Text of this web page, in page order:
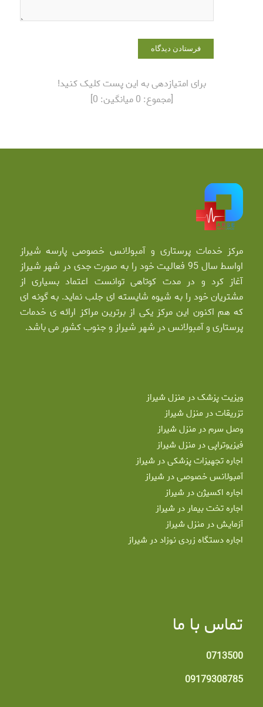
برای امتیازدهی به این پست کلیک کنید!
[مجموع: 0میانگین: 0
]
مرکز خدمات پرستاری و آمبولانس خصوصی پارسه شیراز
اواسط سال 95 فعالیت خود را به صورت جدی در شهر شیراز
آغاز کرد و در مدت کوتاهی توانست اعتماد بسیاری از
مشتریان خود را به شیوه شایسته ای جلب نماید. به گونه ای
که هم اکنون این مرکز یکی از برترین مراکز ارائه ی خدمات
پرستاری و آمبولانس در شهر شیراز و جنوب کشور می باشد.
ویزیت پزشک در منزل شیراز
تزریقات در منزل شیراز
وصل سرم در منزل شیراز
فیزیوتراپی در منزل شیراز
اجاره تجهیزات پزشکی در شیراز
آمبولانس خصوصی در شیراز
اجاره اکسیژن در شیراز
اجاره تخت بیمار در شیراز
آزمایش در منزل شیراز
اجاره دستگاه زردی نوزاد در شیراز
تماس با ما
0713500
09179308785